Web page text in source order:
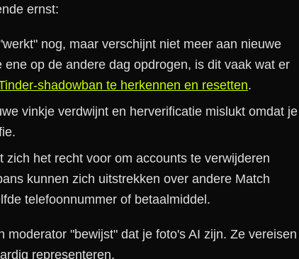
ernst:
nog, maar verschijnt niet meer aan nieuwe
op de andere dag opdrogen, is dit vaak wat er
shadowban te herkennen en resetten.
vinkje verdwijnt en herverificatie mislukt omdat je
zich het recht voor om accounts te verwijderen
kunnen zich uitstrekken over andere Match
telefoonnummer of betaalmiddel.
moderator "bewijst" dat je foto's AI zijn. Ze vereisen
representeren.